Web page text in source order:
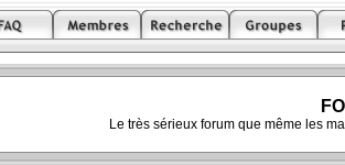
Le très sérieux forum que même les